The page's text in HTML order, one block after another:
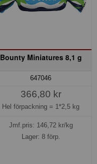
Bounty Miniatures 8,1 g
647046
366,80 kr
Hel förpackning = 1*2,5 kg
Jmf.pris: 146,72kr/kg
Lager: 8 förp.